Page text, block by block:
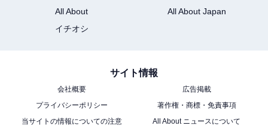
All About
All About Japan
イチオシ
サイト情報
会社概要
広告掲載
プライバシーポリシー
著作権・商標・免責事項
当サイトの情報についての注意
All About ニュースについて